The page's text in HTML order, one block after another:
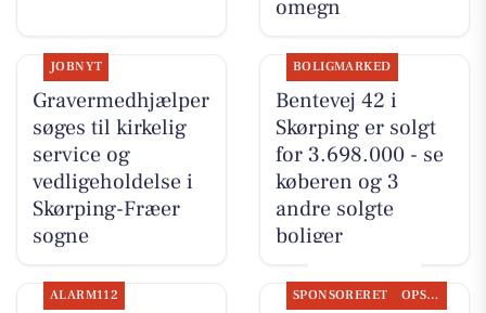
omegn
JOBNYT
Gravermedhjælper
søges til kirkelig
service og
vedligeholdelse i
Skørping-Fræer
sogne
BOLIGMARKED
Bentevej 42 i
Skørping er solgt
for 3.698.000 - se
køberen og 3
andre solgte
boliger
ALARM112 SPONSORERET OPSLAGSTAVLEN